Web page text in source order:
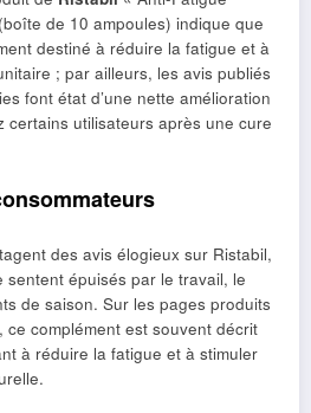
de 10 ampoules) indique que
destiné à réduire la fatigue et à
; par ailleurs, les avis publiés
font état d’une nette amélioration
certains utilisateurs après une cure
des avis élogieux sur Ristabil,
épuisés par le travail, le
de saison. Sur les pages produits
complément est souvent décrit
à réduire la fatigue et à stimuler